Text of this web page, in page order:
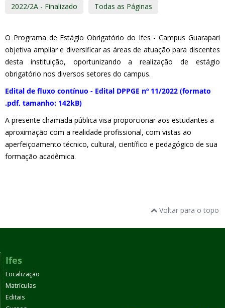
2022/2A - Finalizado Todas as Páginas
O Programa de Estágio Obrigatório do Ifes - Campus Guarapari
objetiva ampliar e diversificar as áreas de atuação para discentes
desta instituição, oportunizando a realização de estágio
obrigatório nos diversos setores do campus.
Edital de fluxo contínuo - Edital DPPGE nº 11/2022 (formato
.pdf, tamanho: 142kB)
A presente chamada pública visa proporcionar aos estudantes a
aproximação com a realidade profissional, com vistas ao
aperfeiçoamento técnico, cultural, científico e pedagógico de sua
formação acadêmica.
Voltar para o topo
Ifes
Localização
Matrículas
Editais